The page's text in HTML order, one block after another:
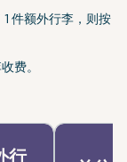
件额外行李，则按
费。
行